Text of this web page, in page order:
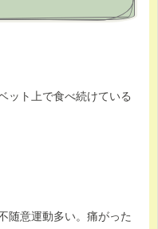
ット上で食べ続けている
随意運動多い。痛がった